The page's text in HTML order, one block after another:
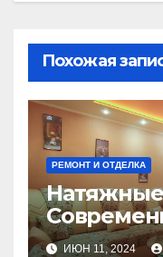
Похожая
РЕМОНТ И ОТДЕЛКА
Натяжные
ИЮН 11, 2024